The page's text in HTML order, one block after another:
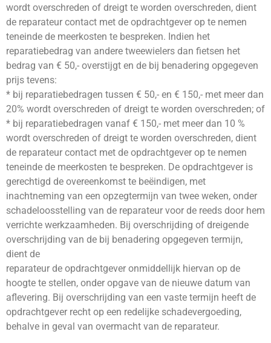
wordt overschreden of dreigt te worden overschreden, dient
de reparateur contact met de opdrachtgever op te nemen
teneinde de meerkosten te bespreken. Indien het
reparatiebedrag van andere tweewielers dan fietsen het
bedrag van € 50,- overstijgt en de bij benadering opgegeven
prijs tevens:
* bij reparatiebedragen tussen € 50,- en € 150,- met meer dan
20% wordt overschreden of dreigt te worden overschreden; of
* bij reparatiebedragen vanaf € 150,- met meer dan 10 %
wordt overschreden of dreigt te worden overschreden, dient
de reparateur contact met de opdrachtgever op te nemen
teneinde de meerkosten te bespreken. De opdrachtgever is
gerechtigd de overeenkomst te beëindigen, met
inachtneming van een opzegtermijn van twee weken, onder
schadeloosstelling van de reparateur voor de reeds door hem
verrichte werkzaamheden. Bij overschrijding of dreigende
overschrijding van de bij benadering opgegeven termijn,
dient de
reparateur de opdrachtgever onmiddellijk hiervan op de
hoogte te stellen, onder opgave van de nieuwe datum van
aflevering. Bij overschrijding van een vaste termijn heeft de
opdrachtgever recht op een redelijke schadevergoeding,
behalve in geval van overmacht van de reparateur.